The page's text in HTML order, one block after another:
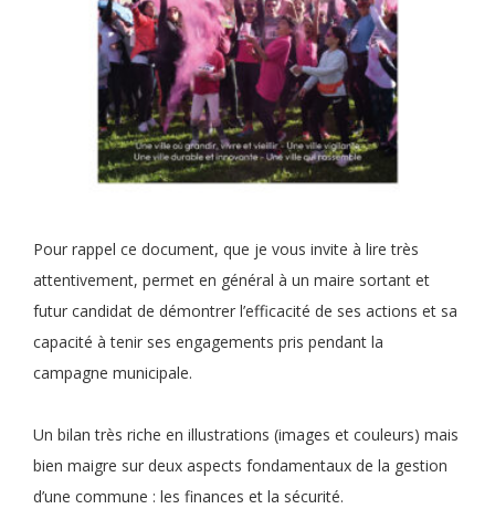
Pour rappel ce document, que je vous invite à lire très
attentivement, permet en général à un maire sortant et
futur candidat de démontrer l’efficacité de ses actions et sa
capacité à tenir ses engagements pris pendant la
campagne municipale.
Un bilan très riche en illustrations (images et couleurs) mais
bien maigre sur deux aspects fondamentaux de la gestion
d’une commune : les finances et la sécurité.